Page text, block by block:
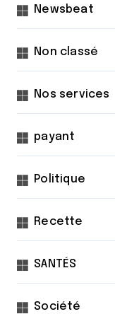
Newsbeat
Non classé
Nos services
payant
Politique
Recette
SANTÉS
Société